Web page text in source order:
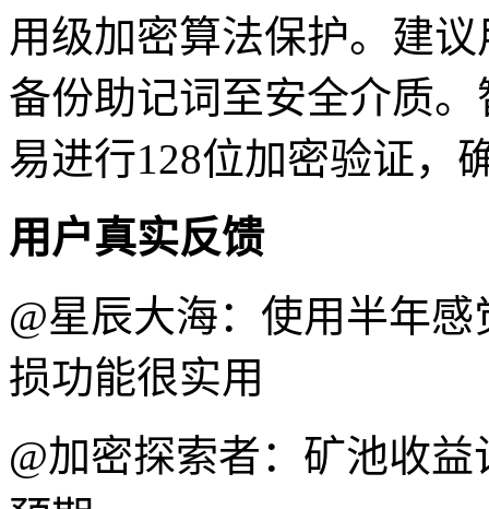
用级加密算法保护。建
备份助记词至安全介质
易进行128位加密验证，
用户真实反馈
@星辰大海：使用半年
损功能很实用
@加密探索者：矿池收